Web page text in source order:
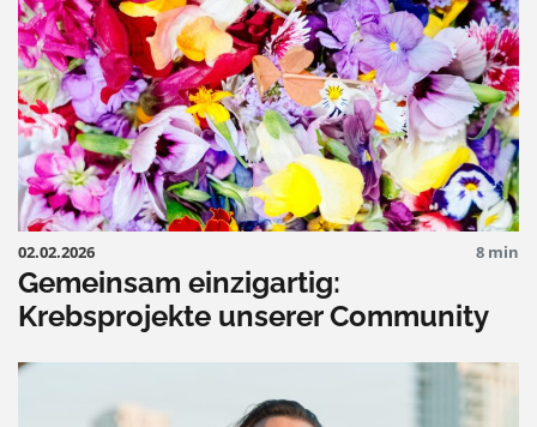
02.02.2026 8 min
Gemeinsam einzigartig:
Krebsprojekte unserer Community